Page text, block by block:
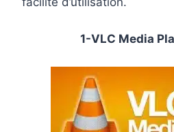
1-VLC Media